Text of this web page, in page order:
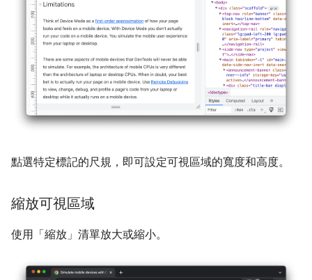
點選特定標記的尺規，即可設定可視區域的寬度和高度。
縮放可視區域
使用「縮放」 清單放大或縮小。